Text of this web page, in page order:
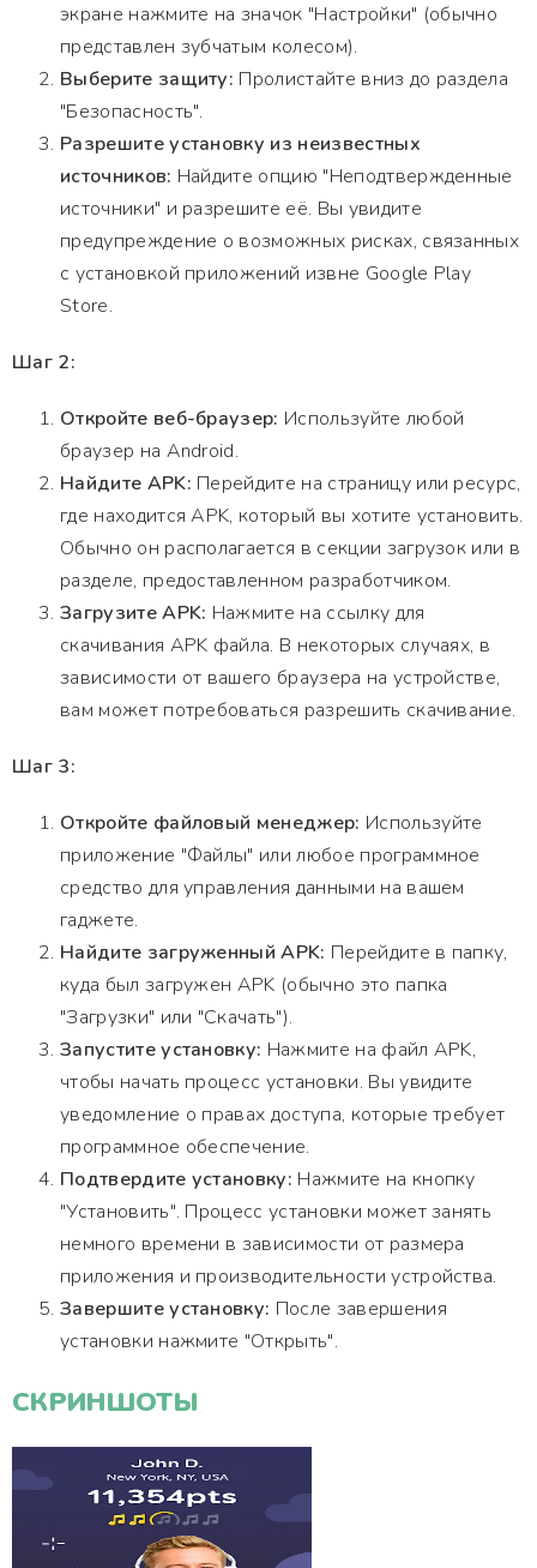
экране нажмите на значок "Настройки" (обычно
представлен зубчатым колесом).
Выберите защиту: Пролистайте вниз до раздела
"Безопасность".
Разрешите установку из неизвестных
источников: Найдите опцию "Неподтвержденные
источники" и разрешите её. Вы увидите
предупреждение о возможных рисках, связанных
с установкой приложений извне Google Play
Store.
Шаг 2:
Откройте веб-браузер: Используйте любой
браузер на Android.
Найдите APK: Перейдите на страницу или ресурс,
где находится APK, который вы хотите установить.
Обычно он располагается в секции загрузок или в
разделе, предоставленном разработчиком.
Загрузите APK: Нажмите на ссылку для
скачивания APK файла. В некоторых случаях, в
зависимости от вашего браузера на устройстве,
вам может потребоваться разрешить скачивание.
Шаг 3:
Откройте файловый менеджер: Используйте
приложение "Файлы" или любое программное
средство для управления данными на вашем
гаджете.
Найдите загруженный APK: Перейдите в папку,
куда был загружен APK (обычно это папка
"Загрузки" или "Скачать").
Запустите установку: Нажмите на файл APK,
чтобы начать процесс установки. Вы увидите
уведомление о правах доступа, которые требует
программное обеспечение.
Подтвердите установку: Нажмите на кнопку
"Установить". Процесс установки может занять
немного времени в зависимости от размера
приложения и производительности устройства.
Завершите установку: После завершения
установки нажмите "Открыть".
СКРИНШОТЫ